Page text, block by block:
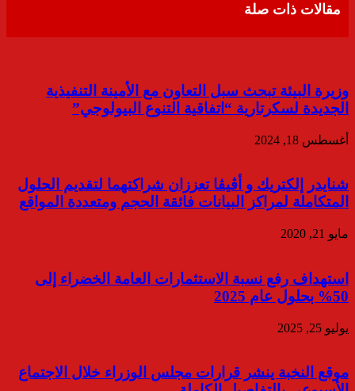
مقالات ذات صلة
وزيرة البيئة تبحث سبل التعاون مع الأمينة التنفيذية
الجديدة لسكرتارية “اتفاقية التنوع البيولوجي”
أغسطس 18, 2024
شنايدر إلكتريك و أڤيڤا تعززان شراكتهما لتقديم الحلول
المتكاملة لمراكز البيانات فائقة الحجم ومتعددة المواقع
مايو 21, 2020
استهداف رفع نسبة الاستثمارات العامة الخضراء إلى
50% بحلول عام 2025
يوليو 25, 2025
موقع النخبة ينشر قرارات مجلس الوزراء خلال الاجتماع